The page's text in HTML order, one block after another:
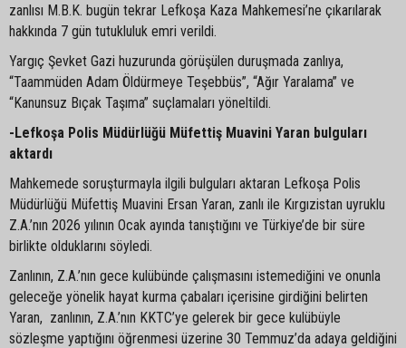
zanlısı M.B.K. bugün tekrar Lefkoşa Kaza Mahkemesi’ne çıkarılarak
hakkında 7 gün tutukluluk emri verildi.
Yargıç Şevket Gazi huzurunda görüşülen duruşmada zanlıya,
“Taammüden Adam Öldürmeye Teşebbüs”, “Ağır Yaralama” ve
“Kanunsuz Bıçak Taşıma” suçlamaları yöneltildi.
-Lefkoşa Polis Müdürlüğü Müfettiş Muavini Yaran bulguları
aktardı
Mahkemede soruşturmayla ilgili bulguları aktaran Lefkoşa Polis
Müdürlüğü Müfettiş Muavini Ersan Yaran, zanlı ile Kırgızistan uyruklu
Z.A.’nın 2026 yılının Ocak ayında tanıştığını ve Türkiye’de bir süre
birlikte olduklarını söyledi.
Zanlının, Z.A.’nın gece kulübünde çalışmasını istemediğini ve onunla
geleceğe yönelik hayat kurma çabaları içerisine girdiğini belirten
Yaran, zanlının, Z.A.’nın KKTC’ye gelerek bir gece kulübüyle
sözleşme yaptığını öğrenmesi üzerine 30 Temmuz’da adaya geldiğini